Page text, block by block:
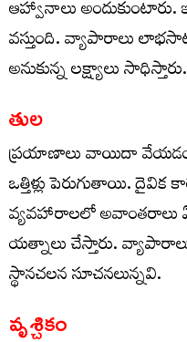
ఆహ్వానాలు అందుకుంటారు.
వస్తుంది. వ్యాపారాలు
అనుకున్న లక్ష్యాలు సాధిస్తారు.
తుల
ప్రయాణాలు వాయిదా వేయడం
ఒత్తిళ్లు పెరుగుతాయి.
వ్యవహారాలలో అవాంతరాలు
యత్నాలు చేస్తారు.
స్థానచలన సూచనలున్నవి.
వృశ్చికం